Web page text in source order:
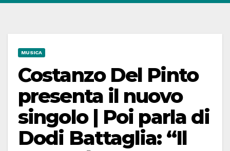
MUSICA
Costanzo Del Pinto
presenta il nuovo
singolo | Poi parla di
Dodi Battaglia: “Il